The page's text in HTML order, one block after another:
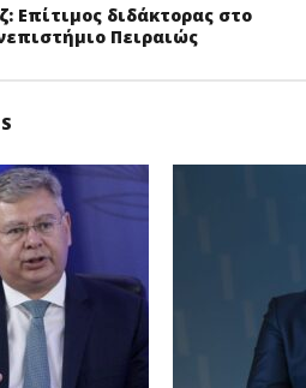
Επίτιμος διδάκτορας στο
Πειραιώς